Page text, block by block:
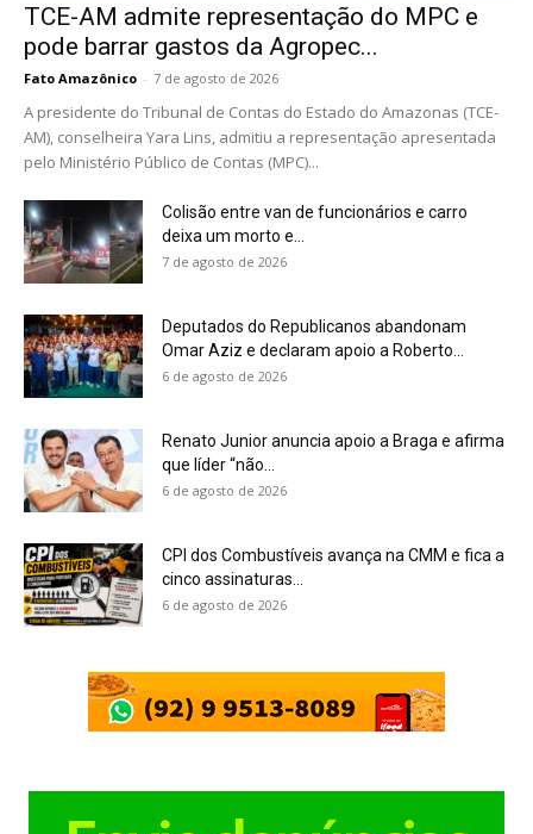
TCE-AM admite representação do MPC e
pode barrar gastos da Agropec...
Fato Amazônico - 7 de agosto de 2026
A presidente do Tribunal de Contas do Estado do Amazonas (TCE-
AM), conselheira Yara Lins, admitiu a representação apresentada
pelo Ministério Público de Contas (MPC)...
Colisão entre van de funcionários e carro
deixa um morto e...
7 de agosto de 2026
Deputados do Republicanos abandonam
Omar Aziz e declaram apoio a Roberto...
6 de agosto de 2026
Renato Junior anuncia apoio a Braga e afirma
que líder “não...
6 de agosto de 2026
CPI dos Combustíveis avança na CMM e fica a
cinco assinaturas...
6 de agosto de 2026